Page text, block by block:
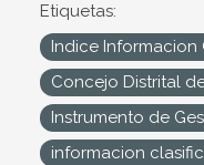
Etiquetas:
Indice Informacion
Concejo Distrital
Instrumento de
informacion